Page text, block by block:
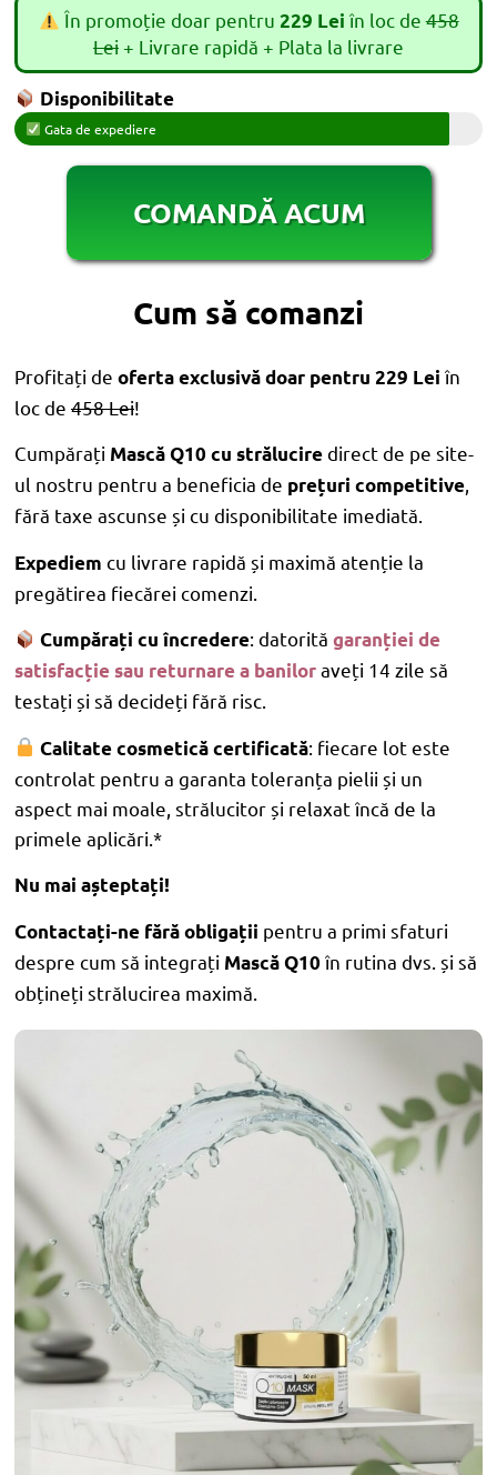
În promoție doar pentru 229 Lei în loc de458
Lei + Livrare rapidă + Plata la livrare
Disponibilitate
Gata de expediere
COMANDĂ ACUM
Cum să comanzi
Profitați de oferta exclusivă doar pentru 229 Lei în
loc de 458 Lei!
Cumpărați Mască Q10 cu străluciredirect de pe site-
ul nostru pentru a beneficia de prețuri competitive,
fără taxe ascunse și cu disponibilitate imediată.
Expediem cu livrare rapidă și maximă atenție la
pregătirea fiecărei comenzi.
Cumpărați cu încredere: datorităgaranției de
satisfacție sau returnare a baniloraveți 14 zile să
testați și să decideți fără risc.
Calitate cosmetică certificată: fiecare lot este
controlat pentru a garanta toleranța pielii și un
aspect mai moale, strălucitor și relaxat încă de la
primele aplicări.*
Nu mai așteptați!
Contactați-ne fără obligații pentru a primi sfaturi
despre cum să integrați Mască Q10 în rutina dvs. și să
obțineți strălucirea maximă.